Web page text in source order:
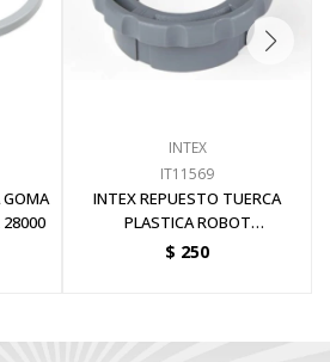
GOMA
28000
INTEX
IT11569
INTEX REPUESTO TUERCA
PLASTICA ROBOT
AUTOMATICO 28001
$ 250